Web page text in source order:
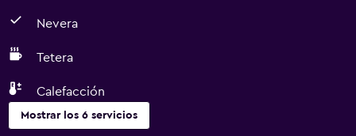
Nevera
Tetera
Calefacción
Mostrar los 6 servicios